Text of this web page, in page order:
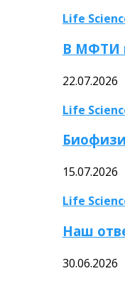
Life
В МФТИ
22.07.2026
Life
15.07.2026
Life
Наш
30.06.2026